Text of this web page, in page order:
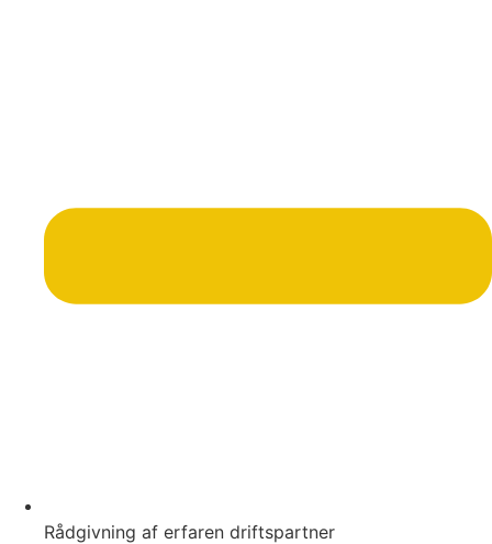
Rådgivning af erfaren driftspartner